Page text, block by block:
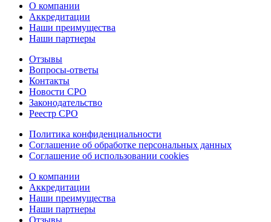
О компании
Аккредитации
Наши преимущества
Наши партнеры
Отзывы
Вопросы-ответы
Контакты
Новости СРО
Законодательство
Реестр СРО
Политика конфиденциальности
Соглашение об обработке персональных данных
Соглашение об использовании cookies
О компании
Аккредитации
Наши преимущества
Наши партнеры
Отзывы